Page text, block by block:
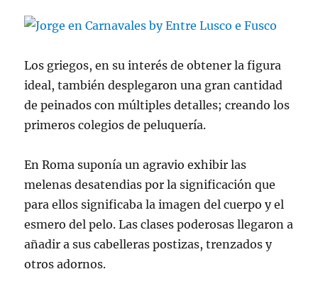
Los griegos, en su interés de obtener la figura
ideal, también desplegaron una gran cantidad
de peinados con múltiples detalles; creando los
primeros colegios de peluquería.
En Roma suponía un agravio exhibir las
melenas desatendias por la significación que
para ellos significaba la imagen del cuerpo y el
esmero del pelo. Las clases poderosas llegaron a
añadir a sus cabelleras postizas, trenzados y
otros adornos.